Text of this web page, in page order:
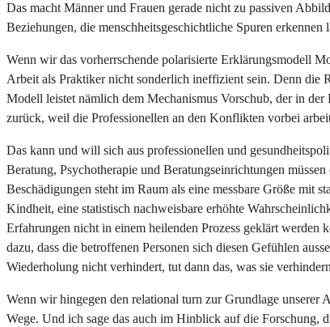
Das macht Männer und Frauen gerade nicht zu passiven
Beziehungen, die menschheitsgeschichtliche Spuren erkennen
Wenn wir das vorherrschende polarisierte Erklärungsmodell
Arbeit als Praktiker nicht sonderlich ineffizient sein. Denn die
Modell leistet nämlich dem Mechanismus Vorschub, der in
zurück, weil die Professionellen an den Konflikten vorbei
Das kann und will sich aus professionellen und
Beratung, Psychotherapie und Beratungseinrichtungen
Beschädigungen steht im Raum als eine messbare Größe mit
Kindheit, eine statistisch nachweisbare erhöhte
Erfahrungen nicht in einem heilenden Prozess geklärt werden
dazu, dass die betroffenen Personen sich diesen Gefühlen
Wiederholung nicht verhindert, tut dann das, was sie
Wenn wir hingegen den relational turn zur Grundlage unserer
Wege. Und ich sage das auch im Hinblick auf die Forschung,